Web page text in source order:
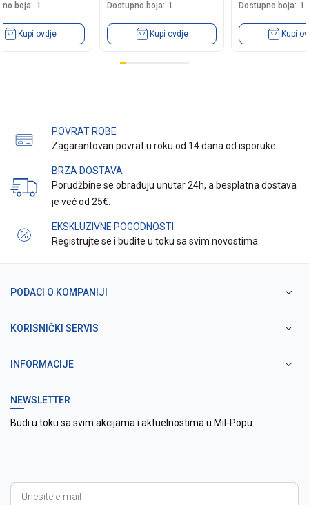
boja: 1
Kupi ovdje
Dostupno boja: 1
Kupi ovdje
Dostupno boja: 1
Kupi
POVRAT ROBE
Zagarantovan povrat u roku od 14 dana od isporuke.
BRZA DOSTAVA
Porudžbine se obrađuju unutar 24h, a besplatna dostava
je već od 25€.
EKSKLUZIVNE POGODNOSTI
Registrujte se i budite u toku sa svim novostima.
PODACI O KOMPANIJI
KORISNIČKI SERVIS
INFORMACIJE
NEWSLETTER
Budi u toku sa svim akcijama i aktuelnostima u Mil-Popu.